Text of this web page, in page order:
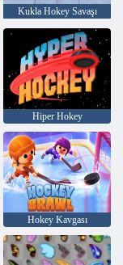
Kukla Hokey Savaşı
Hiper Hokey
Hokey Kavgası